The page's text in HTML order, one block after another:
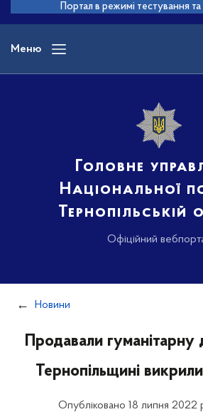
основного
вмісту
Портал в режимі тестування
Меню
Головне
Національної
Тернопільській
Офіційний
Новини
Продавали гуманітарну
Тернопільщині
Опубліковано 18 липня 2022